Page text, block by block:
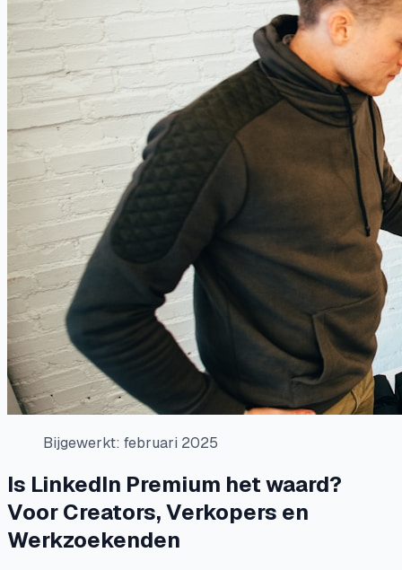
Bijgewerkt: februari 2025
Is LinkedIn Premium het waard?
Voor Creators, Verkopers en
Werkzoekenden